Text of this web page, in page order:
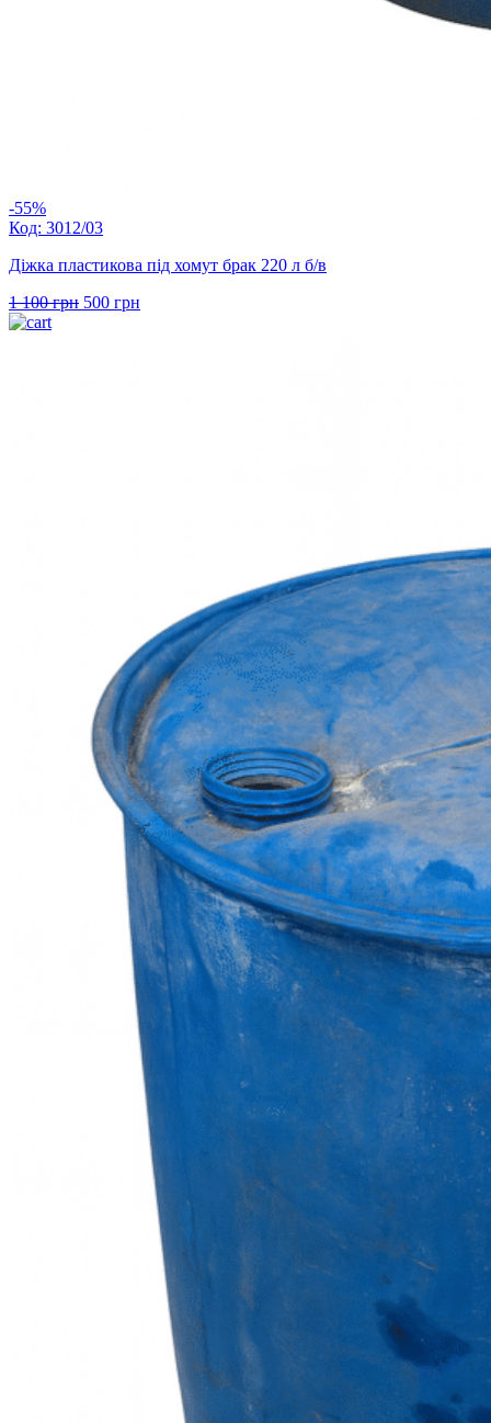
-55%
Код: 3012/03
Діжка пластикова під хомут брак 220 л б/в
1 100грн Оригінальна
500 грн